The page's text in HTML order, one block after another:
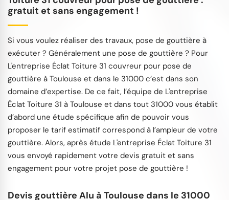
gratuit et sans engagement !
Si vous voulez réaliser des travaux, pose de gouttière à
exécuter ? Généralement une pose de gouttière ? Pour
L'entreprise Éclat Toiture 31 couvreur pour pose de
gouttière à Toulouse et dans le 31000 c’est dans son
domaine d’expertise. De ce fait, l’équipe de L'entreprise
Éclat Toiture 31 à Toulouse et dans tout 31000 vous établit
d’abord une étude spécifique afin de pouvoir vous
proposer le tarif estimatif correspond à l’ampleur de votre
gouttière. Alors, après étude L'entreprise Éclat Toiture 31
vous envoyé rapidement votre devis gratuit et sans
engagement pour votre projet pose de gouttière !
Devis gouttière Alu à Toulouse dans le 31000